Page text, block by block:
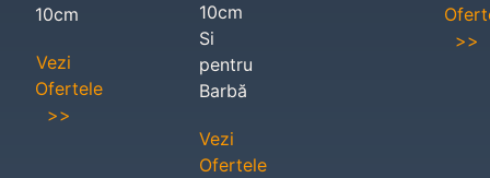
10cm
Vezi
Ofertele
>>
10cm
Si
pentru
Barbă
Vezi
Ofertele
>>